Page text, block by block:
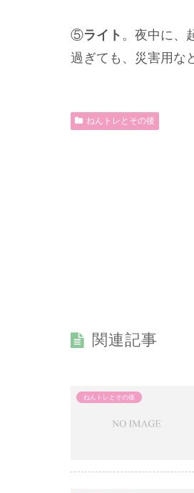
⑤ライト 。夜中に、
過ぎても、災害用な
ねんトレとその後
関連記事
ねんトレとその後